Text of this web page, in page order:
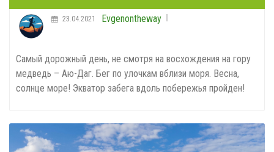
Evgenontheway
23.04.2021
Самый дорожный день, не смотря на восхождения на гору
медведь – Аю-Даг. Бег по улочкам вблизи моря. Весна,
солнце море! Экватор забега вдоль побережья пройден!